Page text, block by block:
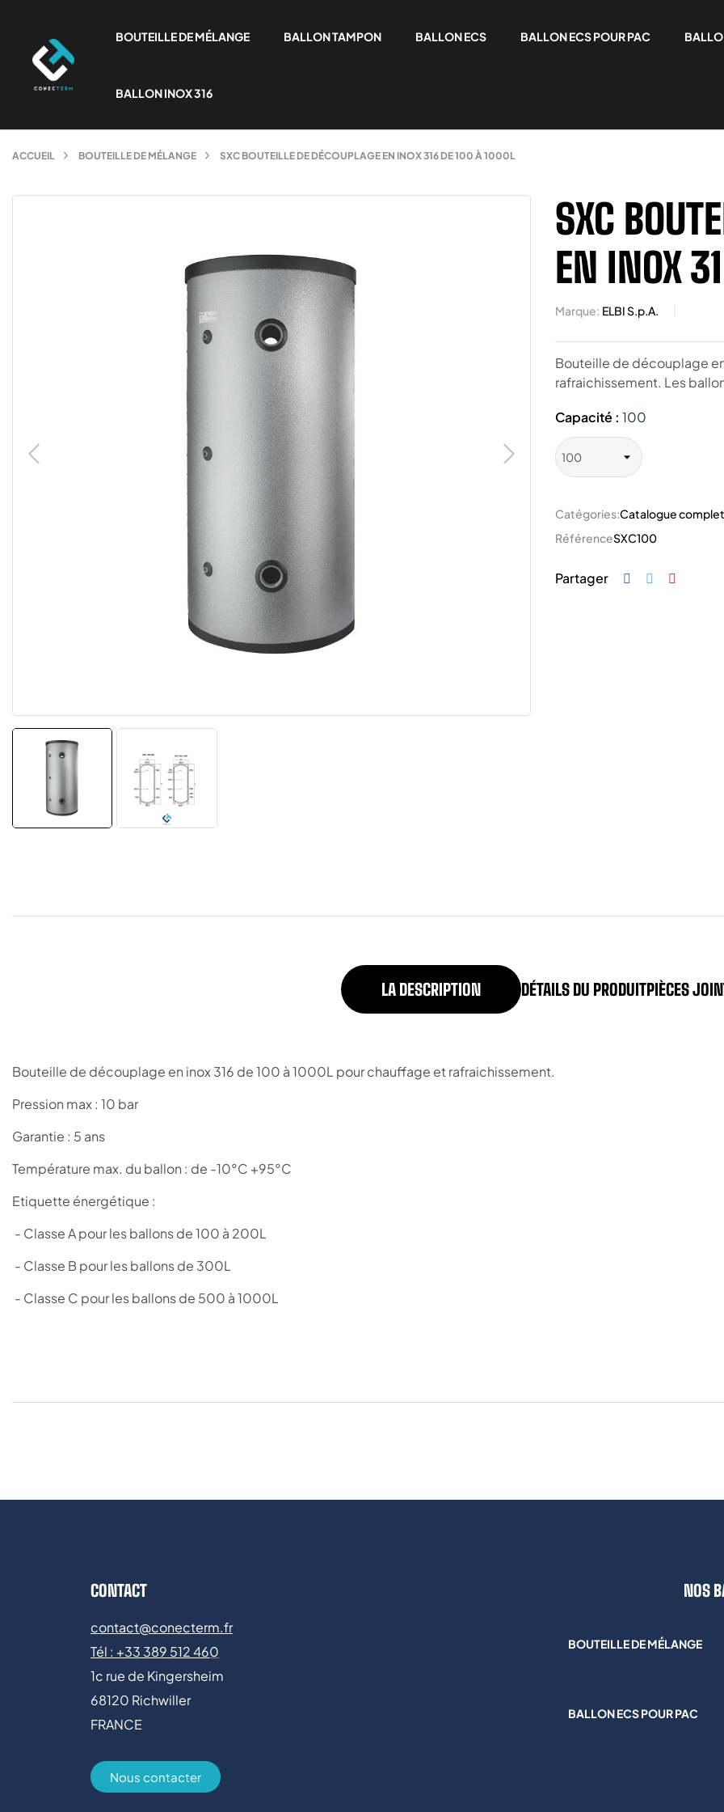
BOUTEILLE DE MÉLANGE BALLON TAMPON BALLON ECS BALLON ECS POUR PAC
BALLON INOX 316
ACCUEIL BOUTEILLE DE MÉLANGE SXC BOUTEILLE DE DÉCOUPLAGE EN INOX 316 DE 100 À 1000L
SXC
EN INOX
Marque: ELBI S.p.A.
Bouteille de découplage
rafraichissement. Les
Capacité : 100
Catégories:Catalogue complet
RéférenceSXC100
Partager
LA DESCRIPTION DÉTAILS DU PRODUITPIÈCES
Bouteille de découplage en inox 316 de 100 à 1000L pour chauffage et rafraichissement.
Pression max : 10 bar
Garantie : 5 ans
Température max. du ballon : de -10°C +95°C
Etiquette énergétique :
- Classe A pour les ballons de 100 à 200L
- Classe B pour les ballons de 300L
- Classe C pour les ballons de 500 à 1000L
CONTACT
contact@conecterm.fr
Tél : +33 389 512 460
1c rue de Kingersheim
68120 Richwiller
FRANCE
Nous contacter
NOS
BOUTEILLE DE MÉLANGE
BALLON ECS POUR PAC